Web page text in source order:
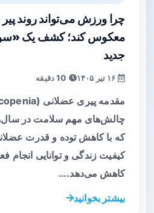
چرا ورزش می‌تواند روند
معکوس کند؛ کشف یک
جدید
چالش‌های مهم سلامت در
که با کاهش توده و قدرت
کیفیت زندگی و توانایی انجام
کاهش می‌دهد.…
بیشتر بخوانید